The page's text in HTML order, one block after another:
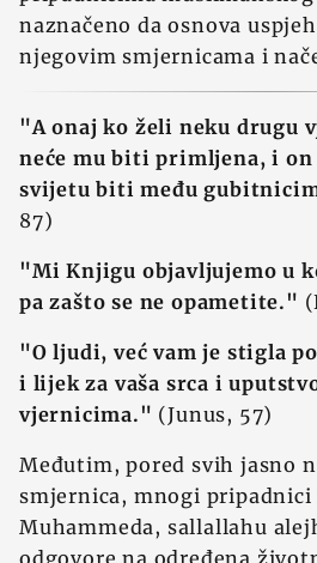
naznačeno da osnova
njegovim smjernicama i
"A onaj ko želi neku drugu
neće mu biti primljena, i on
svijetu biti među
87)
"Mi Knjigu objavljujemo u
pa zašto se ne opametite."
"O ljudi, već vam je stigla
i lijek za vaša srca i
vjernicima." (Junus, 57)
Međutim, pored svih jasno
smjernica, mnogi pripadnici
Muhammeda, sallallahu
odgovore na određena